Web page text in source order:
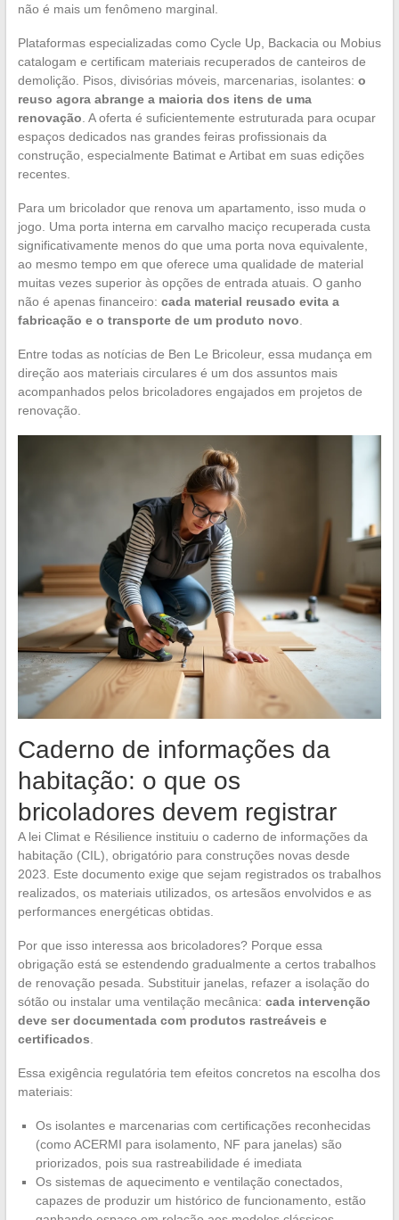
não é mais um fenômeno marginal.
Plataformas especializadas como Cycle Up, Backacia ou Mobius
catalogam e certificam materiais recuperados de canteiros de
demolição. Pisos, divisórias móveis, marcenarias, isolantes: o
reuso agora abrange a maioria dos itens de uma
renovação . A oferta é suficientemente estruturada para ocupar
espaços dedicados nas grandes feiras profissionais da
construção, especialmente Batimat e Artibat em suas edições
recentes.
Para um bricolador que renova um apartamento, isso muda o
jogo. Uma porta interna em carvalho maciço recuperada custa
significativamente menos do que uma porta nova equivalente,
ao mesmo tempo em que oferece uma qualidade de material
muitas vezes superior às opções de entrada atuais. O ganho
não é apenas financeiro: cada material reusado evita a
fabricação e o transporte de um produto novo
Entre todas as notícias de Ben Le Bricoleur, essa mudança em
direção aos materiais circulares é um dos assuntos mais
acompanhados pelos bricoladores engajados em projetos de
renovação.
Caderno de informações da
habitação: o que os
bricoladores devem registrar
A lei Climat e Résilience instituiu o caderno de informações da
habitação (CIL), obrigatório para construções novas desde
2023. Este documento exige que sejam registrados os trabalhos
realizados, os materiais utilizados, os artesãos envolvidos e as
performances energéticas obtidas.
Por que isso interessa aos bricoladores? Porque essa
obrigação está se estendendo gradualmente a certos trabalhos
de renovação pesada. Substituir janelas, refazer a isolação do
sótão ou instalar uma ventilação mecânica: cada intervenção
deve ser documentada com produtos rastreáveis e
certificados
Essa exigência regulatória tem efeitos concretos na escolha dos
materiais:
Os isolantes e marcenarias com certificações reconhecidas
(como ACERMI para isolamento, NF para janelas) são
priorizados, pois sua rastreabilidade é imediata
Os sistemas de aquecimento e ventilação conectados,
capazes de produzir um histórico de funcionamento, estão